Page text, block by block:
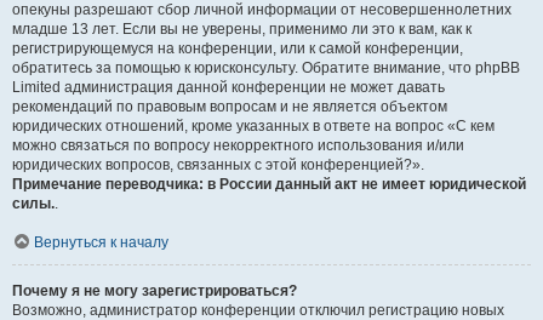
опекуны разрешают сбор личной информации от несовершеннолетних
младше 13 лет. Если вы не уверены, применимо ли это к вам, как к
регистрирующемуся на конференции, или к самой конференции,
обратитесь за помощью к юрисконсульту. Обратите внимание, что phpBB
Limited администрация данной конференции не может давать
рекомендаций по правовым вопросам и не является объектом
юридических отношений, кроме указанных в ответе на вопрос «С кем
можно связаться по вопросу некорректного использования и/или
юридических вопросов, связанных с этой конференцией?».
Примечание переводчика: в России данный акт не имеет юридической
силы..
Вернуться к началу
Почему я не могу зарегистрироваться?
Возможно, администратор конференции отключил регистрацию новых